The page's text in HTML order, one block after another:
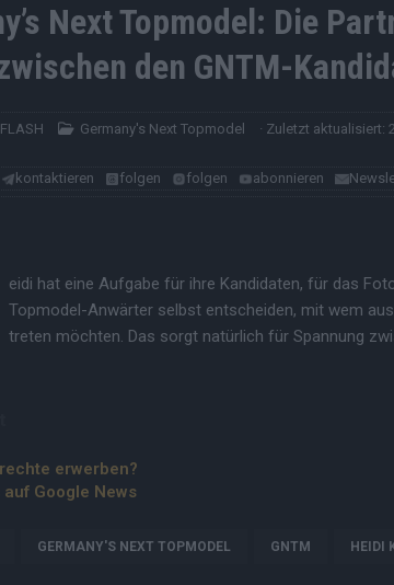
Next Topmodel: Die
den GNTM-
Germany's Next Topmodel · Zuletzt aktualisiert:
kontaktieren folgen folgen abonnieren
eidi hat eine Aufgabe für ihre Kandidaten, für das
Topmodel-Anwärter selbst entscheiden, mit wem
treten möchten. Das sorgt natürlich für Spannung
erwerben?
auf Google News
GERMANY'S NEXT TOPMODEL GNTM HEIDI